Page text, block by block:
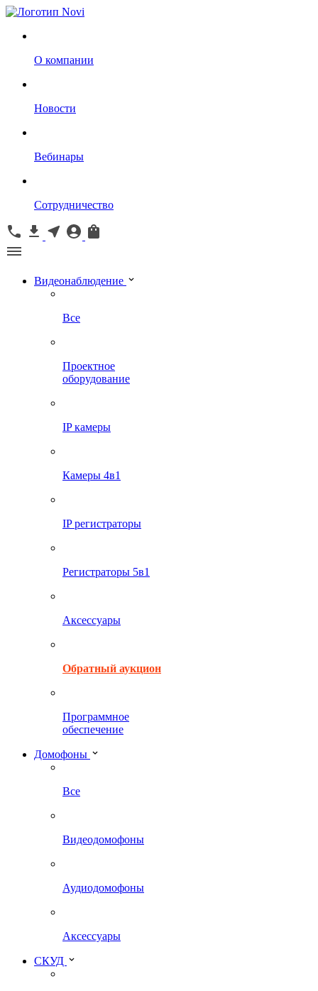
О компании
Новости
Вебинары
Сотрудничество
Видеонаблюдение
Все
Проектное
оборудование
IP камеры
Камеры 4в1
IP регистраторы
Регистраторы 5в1
Аксессуары
Обратный аукцион
Программное
обеспечение
Домофоны
Все
Видеодомофоны
Аудиодомофоны
Аксессуары
СКУД